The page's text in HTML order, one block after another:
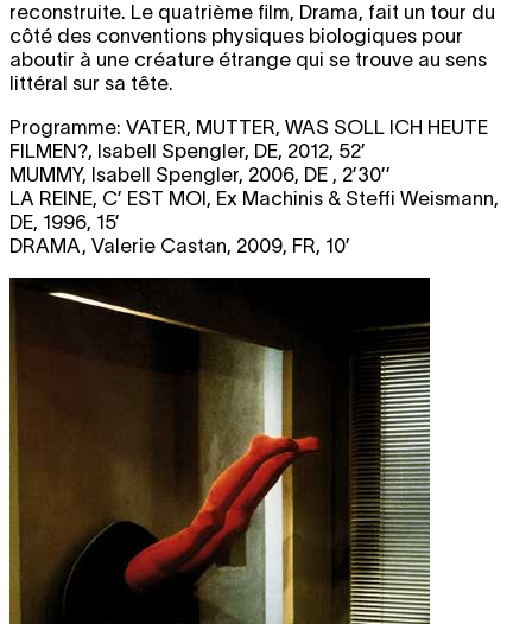
reconstruite. Le quatrième film, Drama, fait un tour du
côté des conventions physiques biologiques pour
aboutir à une créature étrange qui se trouve au sens
littéral sur sa tête.
Programme: VATER, MUTTER, WAS SOLL ICH HEUTE
FILMEN?, Isabell Spengler, DE, 2012, 52’
MUMMY, Isabell Spengler, 2006, DE , 2’30’’
LA REINE, C’ EST MOI, Ex Machinis & Steffi Weismann,
DE, 1996, 15’
DRAMA, Valerie Castan, 2009, FR, 10’